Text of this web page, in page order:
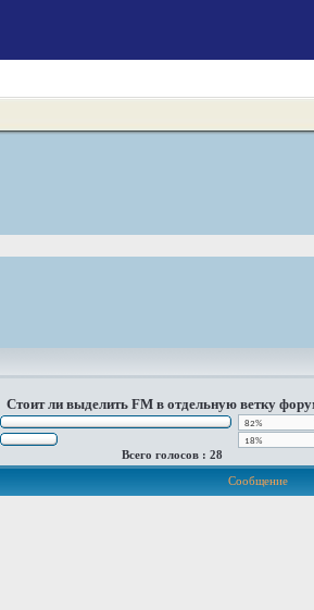
Стоит ли выделить FM в отдельную ветку
Всего голосов : 28
Сообщение